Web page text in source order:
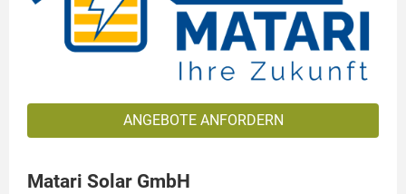
ANGEBOTE ANFORDERN
Matari Solar GmbH